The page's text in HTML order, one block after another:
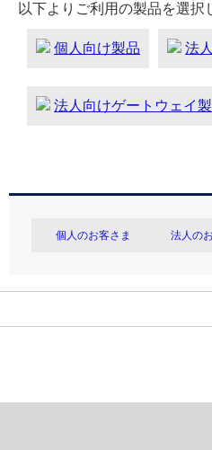
以下よりご利用の製品を選
個人向け製品 法
法人向けゲートウェイ
個人のお客さま 法人の